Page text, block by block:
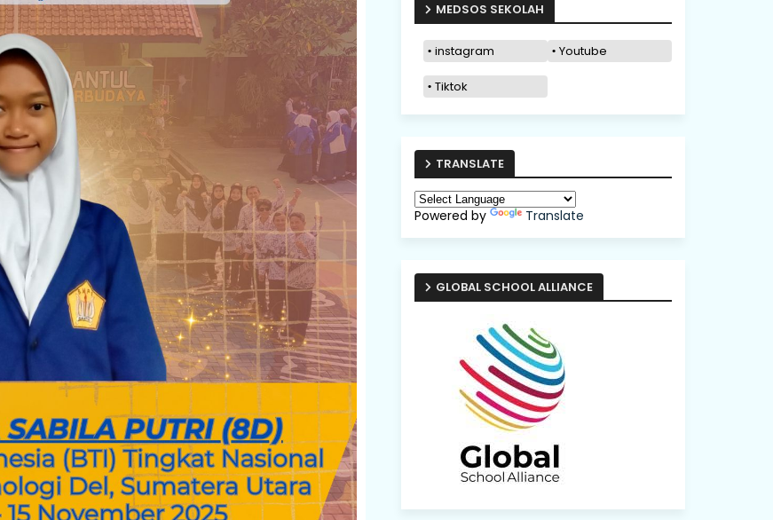
MEDSOS SEKOLAH
instagram Youtube
Tiktok
TRANSLATE
Powered by Translate
GLOBAL SCHOOL ALLIANCE